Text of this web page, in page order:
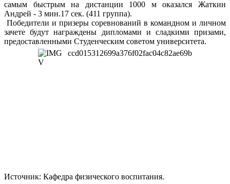
самым быстрым на дистанции 1000 м оказался Жаткин
Андрей - 3 мин.17 сек. (411 группа).
Победители и призеры соревнований в командном и личном
зачете будут награждены дипломами и сладкими призами,
предоставленными Студенческим советом университета.
Источник: Кафедра физического воспитания.